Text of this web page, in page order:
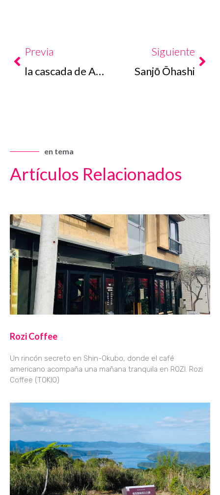
Previa
la cascada de Akame48taki
Siguiente
Sanjō Ōhashi
en tema
Artículos Relacionados
Rozi Coffee
Un rincón secreto en Shin-Okubo, donde el café
americano acompaña una mañana tranquila en ROZI. Rozi
Coffee (TOKIO)